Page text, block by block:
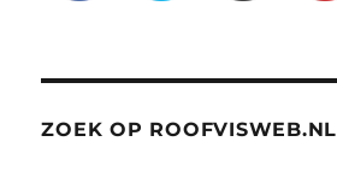
ZOEK OP ROOFVISWEB.NL